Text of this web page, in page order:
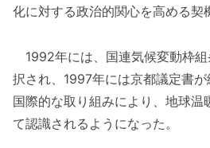
化に対する政治的関心を高める契
1992年には、国連気候変動枠
択され、1997年には京都議定書
国際的な取り組みにより、地球温
て認識されるようになった。